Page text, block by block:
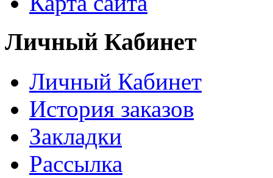
Личный Кабинет
Личный Кабинет
История заказов
Закладки
Рассылка